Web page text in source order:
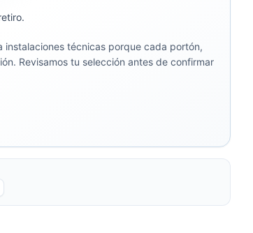
técnicas porque cada portón,
Revisamos tu selección antes de confirmar